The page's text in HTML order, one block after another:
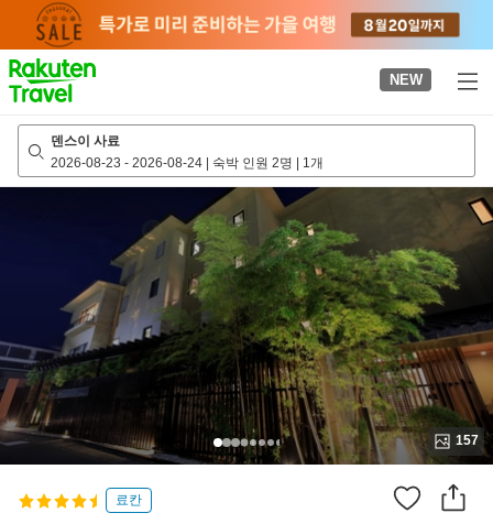
page
NEW
덴스이 사료
2026-08-23 - 2026-08-24 | 숙박 인원 2명 | 1개
157
료칸